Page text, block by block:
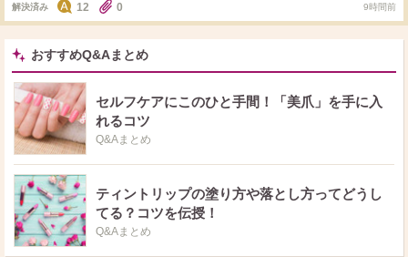
使ってるけど、家のストックは余裕があり、年末になればまたキャンペーンや
るだろうから、その時に金額いくように今は買わずにいようかなとか考えちゃ
う。 いずれ使うものだし買おうかな、でもストック増えると邪魔だなとか…
解決済み 12 0 9時間前
おすすめQ&Aまとめ
セルフケアにこのひと手間！「美爪」を手に入
れるコツ
Q&Aまとめ
ティントリップの塗り方や落とし方ってどうし
てる？コツを伝授！
Q&Aまとめ